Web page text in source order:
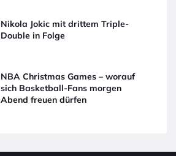
Nikola Jokic mit drittem Triple-
Double in Folge
NBA Christmas Games – worauf
sich Basketball-Fans morgen
Abend freuen dürfen